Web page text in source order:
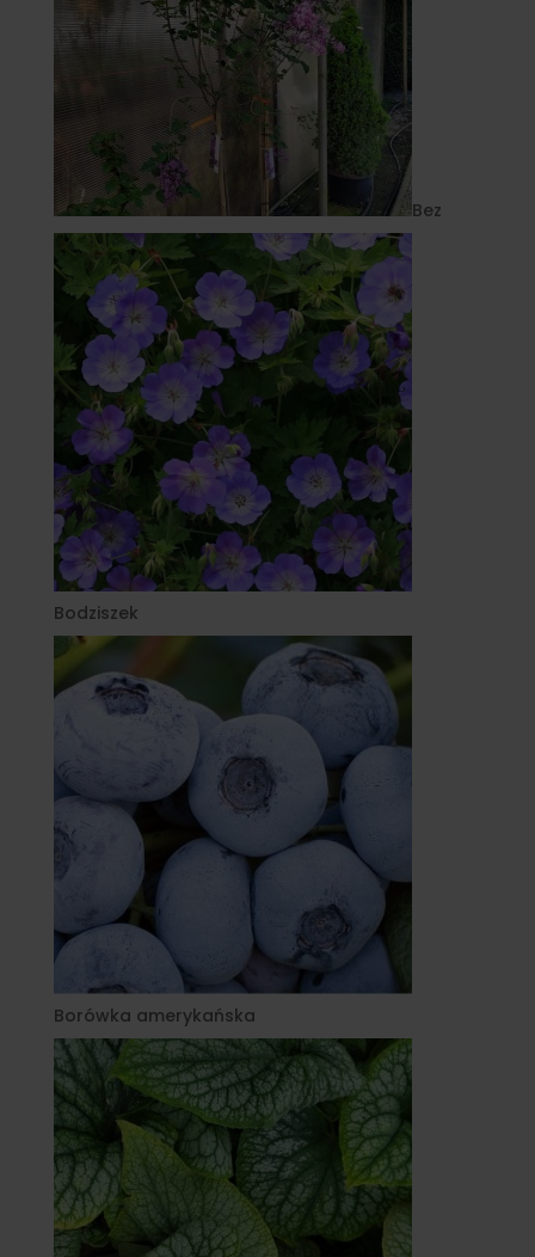
Bez
Bodziszek
Borówka amerykańska